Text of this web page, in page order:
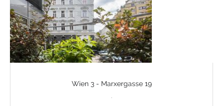
Wien 3 - Marxergasse 19
.